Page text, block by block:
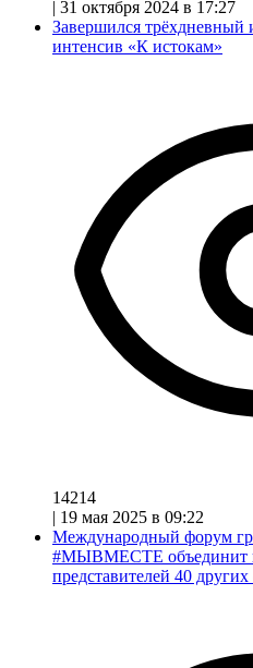
| 31 октября 2024 в 17:27
Завершился трёхдневный
интенсив «К истокам»
14214
| 19 мая 2025 в 09:22
Международный форум
#МЫВМЕСТЕ объединит
представителей 40 других